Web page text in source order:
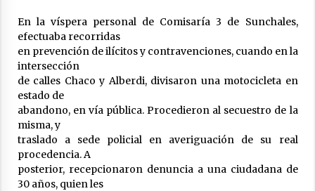
hombre investigado por la sustracción de una
moto
05/08/2026
La Provincia cerró en Ceres la 1° ronda de
Niño 2026-2027
05/08/2026
Ceres: dictaron prisión preventiva a un
su entorno familiar
En la víspera personal de Comisaría 3 de Sunchales,
efectuaba recorridas
en prevención de ilícitos y contravenciones, cuando en la
intersección
de calles Chaco y Alberdi, divisaron una motocicleta en
estado de
abandono, en vía pública. Procedieron al secuestro de la
misma, y
traslado a sede policial en averiguación de su real
procedencia. A
posterior, recepcionaron denuncia a una ciudadana de
30 años, quien les